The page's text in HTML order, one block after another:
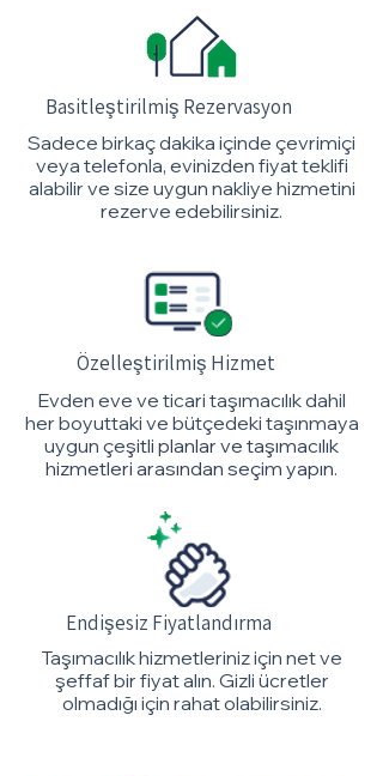
Basitleştirilmiş Rezervasyon
Sadece birkaç dakika içinde çevrimiçi
veya telefonla, evinizden fiyat teklifi
alabilir ve size uygun nakliye hizmetini
rezerve edebilirsiniz.
Özelleştirilmiş Hizmet
Evden eve ve ticari taşımacılık dahil
her boyuttaki ve bütçedeki taşınmaya
uygun çeşitli planlar ve taşımacılık
hizmetleri arasından seçim yapın.
Endişesiz Fiyatlandırma
Taşımacılık hizmetleriniz için net ve
şeffaf bir fiyat alın. Gizli ücretler
olmadığı için rahat olabilirsiniz.